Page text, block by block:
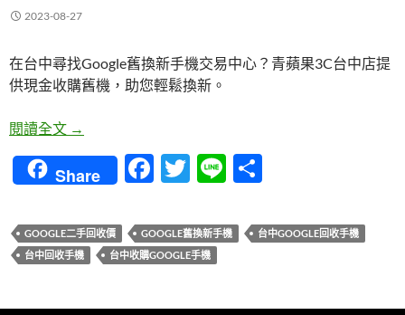
2023-08-27
在台中尋找Google舊換新手機交易中心？青蘋果3C台中店提
供現金收購舊機，助您輕鬆換新。
閱讀全文 台中Google舊換新手機交易中心，青蘋果3C現金收
→
Share
F
e
b
T
itt
er
Li
e
GOOGLE二手回收價 GOOGLE舊換新手機
台中GOOGLE回收手機
台中回收手機
台中收購GOOGLE手機